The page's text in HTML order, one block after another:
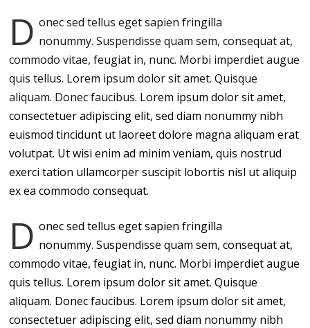
D onec sed tellus eget sapien fringilla
nonummy.Suspendisse quam sem, consequat at,
commodo vitae, feugiat in, nunc. Morbi imperdiet augue
quis tellus. Lorem ipsum dolor sit amet. Quisque
aliquam. Donec faucibus. Lorem ipsum dolor sit amet,
consectetuer adipiscing elit, sed diam nonummy nibh
euismod tincidunt ut laoreet dolore magna aliquam erat
volutpat. Ut wisi enim ad minim veniam, quis nostrud
exerci tation ullamcorper suscipit lobortis nisl ut aliquip
ex ea commodo consequat.
D onec sed tellus eget sapien fringilla
nonummy. Suspendisse quam sem, consequat at,
commodo vitae, feugiat in, nunc. Morbi imperdiet augue
quis tellus. Lorem ipsum dolor sit amet. Quisque
aliquam. Donec faucibus. Lorem ipsum dolor sit amet,
consectetuer adipiscing elit, sed diam nonummy nibh